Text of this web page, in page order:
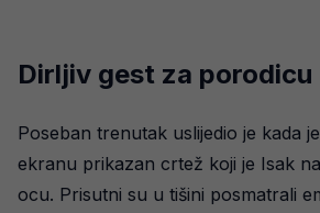
Dirljiv gest za porodicu
Poseban trenutak uslijedio je kada
ekranu prikazan crtež koji je Isak
ocu. Prisutni su u tišini posmatrali